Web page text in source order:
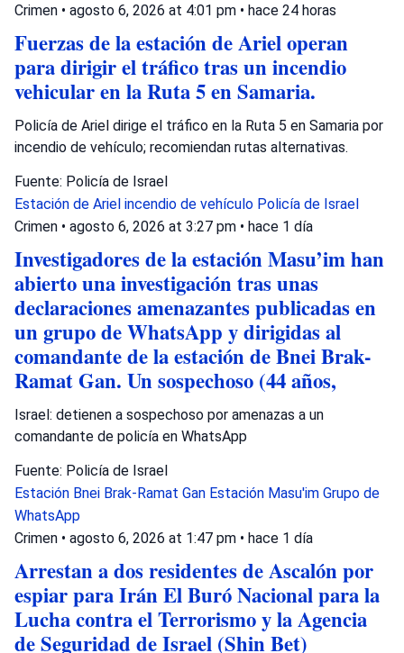
Crimen • agosto 6, 2026 at 4:01 pm • hace 24 horas
Fuerzas de la estación de Ariel operan
para dirigir el tráfico tras un incendio
vehicular en la Ruta 5 en Samaria.
Policía de Ariel dirige el tráfico en la Ruta 5 en Samaria por
incendio de vehículo; recomiendan rutas alternativas.
Fuente: Policía de Israel
Estación de Ariel incendio de vehículo Policía de Israel
Crimen • agosto 6, 2026 at 3:27 pm • hace 1 día
Investigadores de la estación Masu’im han
abierto una investigación tras unas
declaraciones amenazantes publicadas en
un grupo de WhatsApp y dirigidas al
comandante de la estación de Bnei Brak-
Ramat Gan. Un sospechoso (44 años,
Israel: detienen a sospechoso por amenazas a un
comandante de policía en WhatsApp
Fuente: Policía de Israel
Estación Bnei Brak-Ramat Gan Estación Masu'im Grupo de
WhatsApp
Crimen • agosto 6, 2026 at 1:47 pm • hace 1 día
Arrestan a dos residentes de Ascalón por
espiar para Irán El Buró Nacional para la
Lucha contra el Terrorismo y la Agencia
de Seguridad de Israel (Shin Bet)